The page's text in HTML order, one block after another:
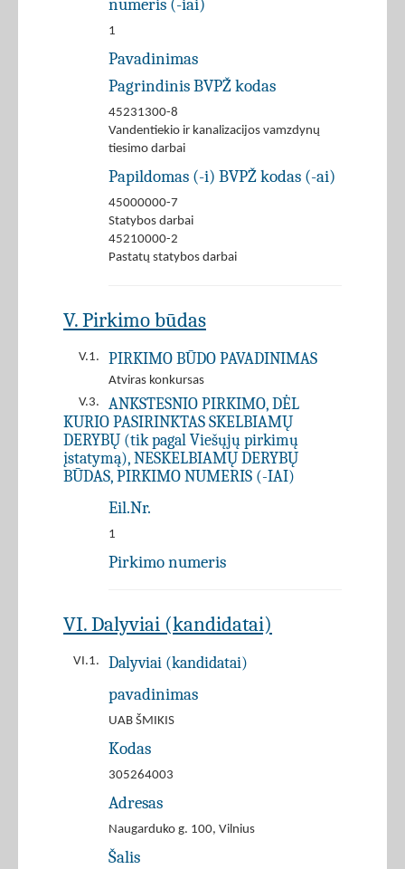
numeris (-iai)
1
Pavadinimas
Pagrindinis BVPŽ kodas
45231300-8
Vandentiekio ir kanalizacijos vamzdynų
tiesimo darbai
Papildomas (-i) BVPŽ kodas (-ai)
45000000-7
Statybos darbai
45210000-2
Pastatų statybos darbai
V. Pirkimo būdas
V.1. PIRKIMO BŪDO PAVADINIMAS
Atviras konkursas
V.3.
ANKSTESNIO PIRKIMO, DĖL
KURIO PASIRINKTAS SKELBIAMŲ
DERYBŲ (tik pagal Viešųjų pirkimų
įstatymą), NESKELBIAMŲ DERYBŲ
BŪDAS, PIRKIMO NUMERIS (-IAI)
Eil.Nr.
1
Pirkimo numeris
VI. Dalyviai (kandidatai)
VI.1. Dalyviai (kandidatai)
pavadinimas
UAB ŠMIKIS
Kodas
305264003
Adresas
Naugarduko g. 100, Vilnius
Šalis